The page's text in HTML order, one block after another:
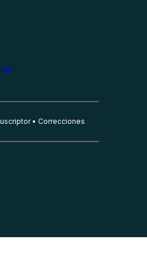
Correcciones